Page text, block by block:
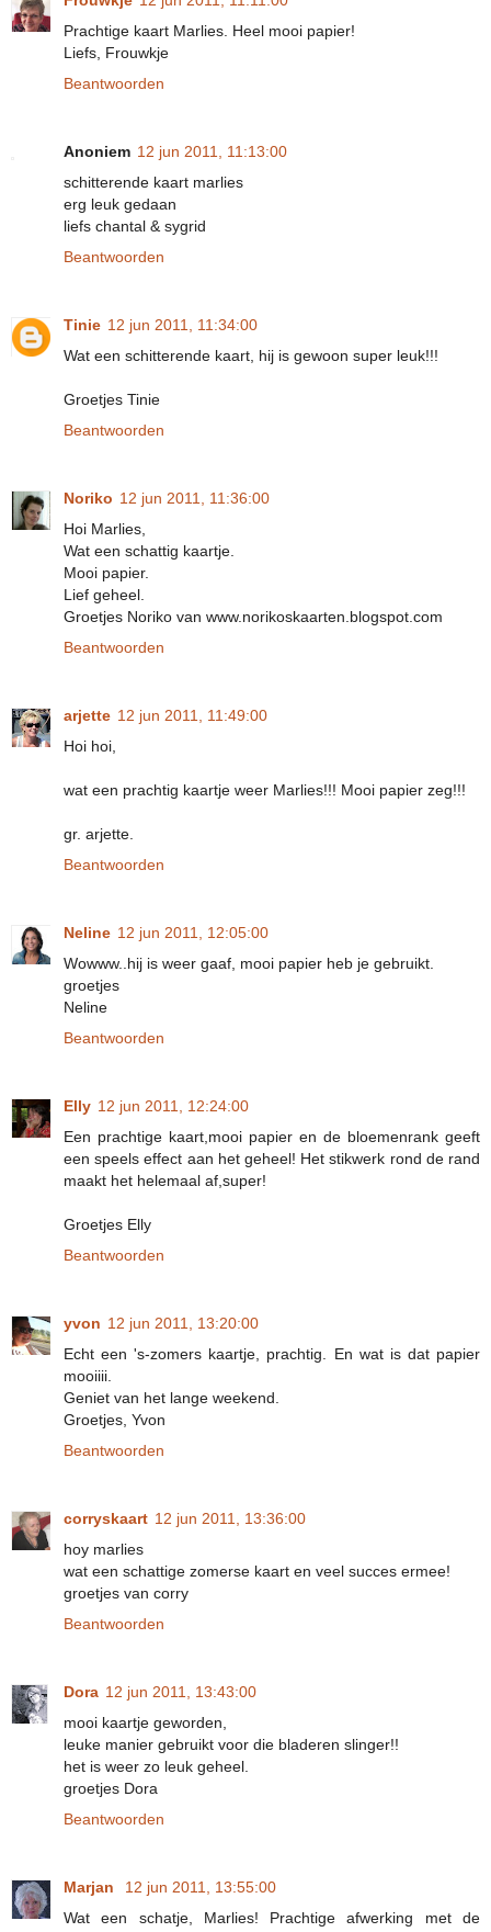
Prachtige kaart Marlies. Heel mooi papier!
Liefs, Frouwkje
Beantwoorden
Anoniem 12 jun 2011, 11:13:00
schitterende kaart marlies
erg leuk gedaan
liefs chantal & sygrid
Beantwoorden
Tinie 12 jun 2011, 11:34:00
Wat een schitterende kaart, hij is gewoon super leuk!!!
Groetjes Tinie
Beantwoorden
Noriko 12 jun 2011, 11:36:00
Hoi Marlies,
Wat een schattig kaartje.
Mooi papier.
Lief geheel.
Groetjes Noriko van www.norikoskaarten.blogspot.com
Beantwoorden
arjette 12 jun 2011, 11:49:00
Hoi hoi,
wat een prachtig kaartje weer Marlies!!! Mooi papier zeg!!!
gr. arjette.
Beantwoorden
Neline 12 jun 2011, 12:05:00
Wowww..hij is weer gaaf, mooi papier heb je gebruikt.
groetjes
Neline
Beantwoorden
Elly 12 jun 2011, 12:24:00
Een prachtige kaart,mooi papier en de bloemenrank geeft
een speels effect aan het geheel! Het stikwerk rond de rand
maakt het helemaal af,super!
Groetjes Elly
Beantwoorden
yvon 12 jun 2011, 13:20:00
Echt een 's-zomers kaartje, prachtig. En wat is dat papier
mooiiii.
Geniet van het lange weekend.
Groetjes, Yvon
Beantwoorden
corryskaart 12 jun 2011, 13:36:00
hoy marlies
wat een schattige zomerse kaart en veel succes ermee!
groetjes van corry
Beantwoorden
Dora 12 jun 2011, 13:43:00
mooi kaartje geworden,
leuke manier gebruikt voor die bladeren slinger!!
het is weer zo leuk geheel.
groetjes Dora
Beantwoorden
Marjan
12 jun 2011, 13:55:00
Wat een schatje, Marlies! Prachtige afwerking met de